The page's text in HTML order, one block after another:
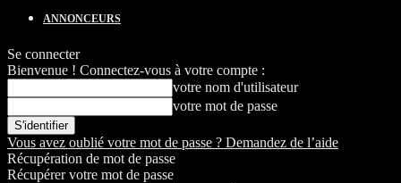
ANNONCEURS
Se connecter
Bienvenue ! Connectez-vous à votre compte :
votre nom d'utilisateur
votre mot de passe
Vous avez oublié votre mot de passe ? Demandez de l’aide
Récupération de mot de passe
Récupérer votre mot de passe